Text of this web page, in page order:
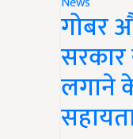
गोबर
सरकार
लगाने